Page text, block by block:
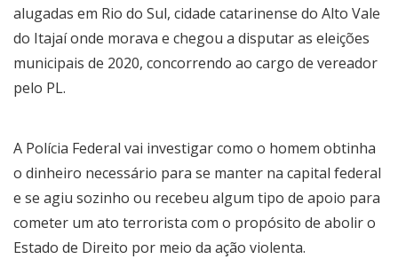
alugadas em Rio do Sul, cidade catarinense do Alto Vale
do Itajaí onde morava e chegou a disputar as eleições
municipais de 2020, concorrendo ao cargo de vereador
pelo PL.
A Polícia Federal vai investigar como o homem obtinha
o dinheiro necessário para se manter na capital federal
e se agiu sozinho ou recebeu algum tipo de apoio para
cometer um ato terrorista com o propósito de abolir o
Estado de Direito por meio da ação violenta.